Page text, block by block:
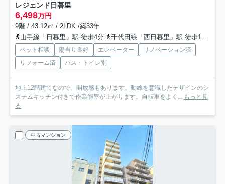
レジェンド日暮里
6,498万円
9階 / 43.12㎡ / 2LDK /築33年
山手線「日暮里」駅 徒歩4分
千代田線「西日暮里」駅 徒歩13分
ペット相談 陽当り良好 エレベーター
リノベーション済
リフォーム済
バス・トイレ別
地上12階建てなので、開放感もあります。動線を意識したデザインのシ
ステムキッチン付きで作業能率が上がります。自転車をよく... もっと見
る
中古マンション